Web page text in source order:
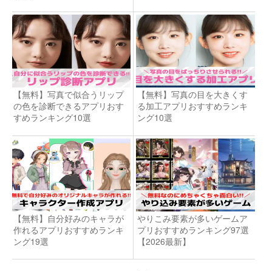
【無料】写真で似合うリップ
の色を診断できるアプリおす
すめランキング10選
【無料】写真の目を大きくす
る加工アプリおすすめランキ
ング10選
【無料】自分好みのキャラが
作れるアプリおすすめランキ
ング19選
やりこみ要素が多いゲームア
プリおすすめランキング97選
【2026最新】